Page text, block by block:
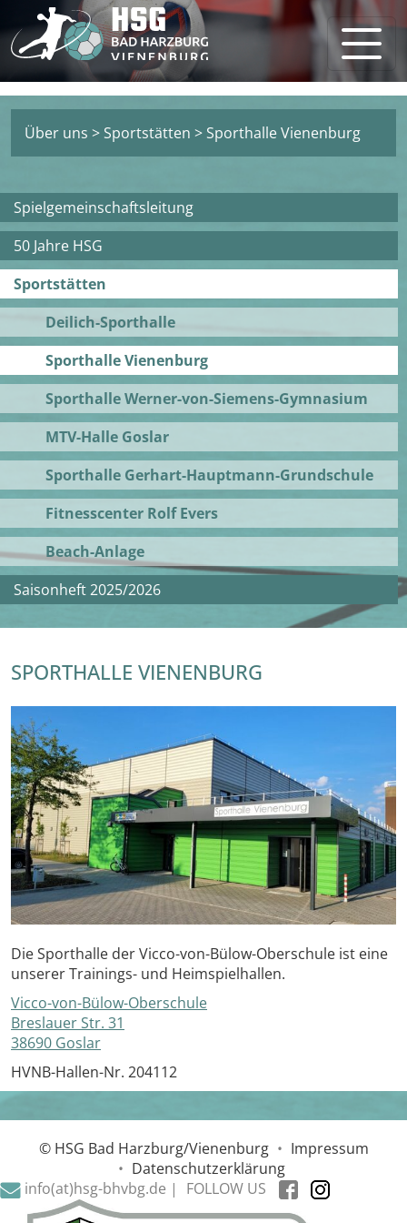
Über uns >Sportstätten >Sporthalle Vienenburg
Spielgemeinschaftsleitung
50 Jahre HSG
Sportstätten
Deilich-Sporthalle
Sporthalle Vienenburg
Sporthalle Werner-von-Siemens-Gymnasium
MTV-Halle Goslar
Sporthalle Gerhart-Hauptmann-Grundschule
Fitnesscenter Rolf Evers
Beach-Anlage
Saisonheft 2025/2026
SPORTHALLE VIENENBURG
Die Sporthalle der Vicco-von-Bülow-Oberschule ist eine
unserer Trainings- und Heimspielhallen.
Vicco-von-Bülow-Oberschule
Breslauer Str. 31
38690 Goslar
HVNB-Hallen-Nr. 204112
© HSG Bad Harzburg/Vienenburg • Impressum
• Datenschutzerklärung
info(at)hsg-bhvbg.de |
FOLLOW US